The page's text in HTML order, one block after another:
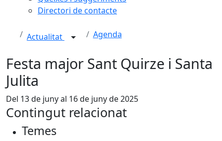
Directori de contacte
Actualitat Agenda
Festa major Sant Quirze i Santa
Julita
Del 13 de juny al 16 de juny de 2025
Contingut relacionat
Temes